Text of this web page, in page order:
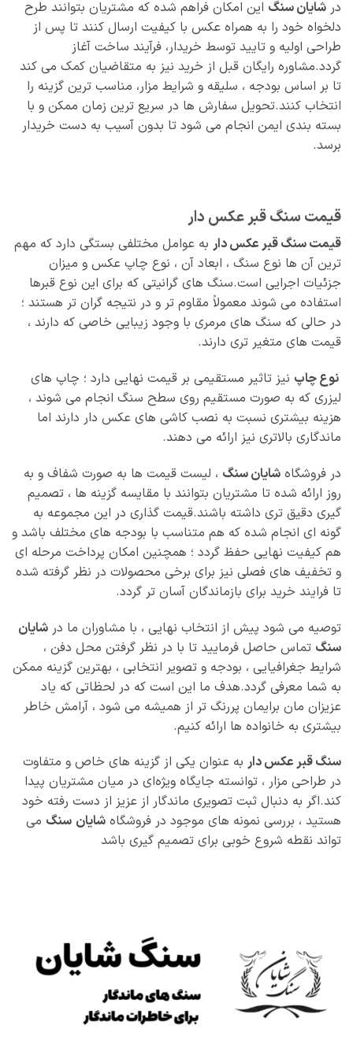
درشایان سنگاین امکان فراهم شده که مشتریان بتوانند طرح
دلخواه خود را به همراه عکس با کیفیت ارسال کنند تا پس از
طراحی اولیه و تایید توسط خریدار، فرآیند ساخت آغاز
گردد.مشاوره‌ رایگان قبل از خرید نیز به متقاضیان کمک می‌ کند
تا بر اساس بودجه ، سلیقه و شرایط مزار، مناسب‌ ترین گزینه را
انتخاب کنند.تحویل سفارش‌ ها در سریع‌ ترین زمان ممکن و با
بسته‌ بندی ایمن انجام می‌ شود تا بدون آسیب به دست خریدار
برسد.
قیمت سنگ قبر عکس دار
قیمت سنگ قبر عکس داربه عوامل مختلفی بستگی دارد که مهم‌
ترین آن‌ ها نوع سنگ ، ابعاد آن ، نوع چاپ عکس و میزان
جزئیات اجرایی است.سنگ‌ های گرانیتی که برای این نوع قبرها
استفاده می‌ شوند معمولاً مقاوم‌ تر و در نتیجه گران‌ تر هستند ؛
در حالی که سنگ‌ های مرمری با وجود زیبایی خاصی که دارند ،
قیمت‌ های متغیر تری دارند.
نوع چاپنیز تاثیر مستقیمی بر قیمت نهایی دارد ؛ چاپ‌ های
لیزری که به صورت مستقیم روی سطح سنگ انجام می‌ شوند ،
هزینه‌ بیشتری نسبت به نصب کاشی‌ های عکس‌ دار دارند اما
ماندگاری بالاتری نیز ارائه می‌ دهند.
در فروشگاهشایان سنگ، لیست قیمت‌ ها به صورت شفاف و به‌
روز ارائه شده تا مشتریان بتوانند با مقایسه گزینه‌ ها ، تصمیم‌
گیری دقیق‌ تری داشته باشند.قیمت‌ گذاری در این مجموعه به
گونه‌ ای انجام شده که هم متناسب با بودجه‌ های مختلف باشد و
هم کیفیت نهایی حفظ گردد ؛ همچنین امکان پرداخت مرحله‌ ای
و تخفیف‌ های فصلی نیز برای برخی محصولات در نظر گرفته شده
تا فرایند خرید برای بازماندگان آسان‌ تر گردد.
توصیه می‌ شود پیش از انتخاب نهایی ، با مشاوران ما درشایان
سنگتماس حاصل فرمایید تا با در نظر گرفتن محل دفن ،
شرایط جغرافیایی ، بودجه و تصویر انتخابی ، بهترین گزینه ممکن
به شما معرفی گردد.هدف ما این است که در لحظاتی که یاد
عزیزان‌ مان برایمان پررنگ‌ تر از همیشه می‌ شود ، آرامش خاطر
بیشتری به خانواده‌ ها ارائه کنیم.
سنگ قبر عکس داربه عنوان یکی از گزینه‌ های خاص و متفاوت
در طراحی مزار ، توانسته جایگاه ویژه‌ای در میان مشتریان پیدا
کند.اگر به دنبال ثبت تصویری ماندگار از عزیز از دست رفته خود
هستید ، بررسی نمونه‌ های موجود در فروشگاهشایان سنگمی‌
تواند نقطه‌ شروع خوبی برای تصمیم‌ گیری باشد